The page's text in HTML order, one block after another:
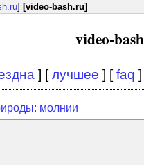
] [video-bash.ru]
video-
] [лучшее ] [faq ]
молнии